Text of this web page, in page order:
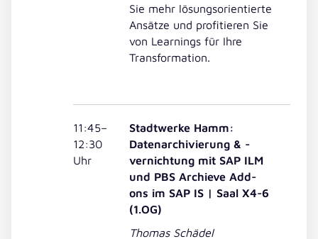
Sie mehr lösungsorientierte
Ansätze und profitieren Sie
von Learnings für Ihre
Transformation.
11:45–
12:30
Uhr
Stadtwerke Hamm:
Datenarchivierung & -
vernichtung mit SAP ILM
und PBS Archieve Add-
ons im SAP IS | Saal X4-6
(1.OG)
Thomas Schädel